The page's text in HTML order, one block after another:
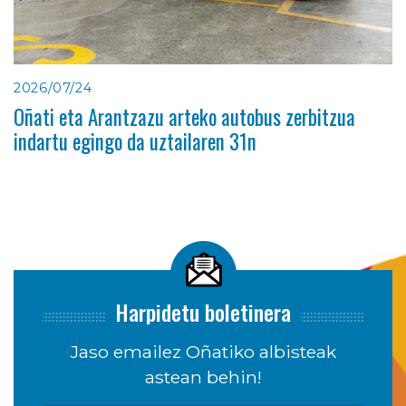
2026/07/24
Oñati eta Arantzazu arteko autobus zerbitzua
indartu egingo da uztailaren 31n
Harpidetu boletinera
Jaso emailez Oñatiko albisteak
astean behin!